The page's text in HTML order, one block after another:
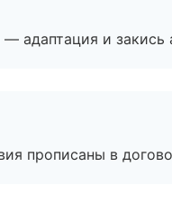
адаптация и закись
прописаны в